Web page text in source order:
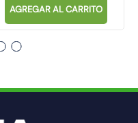
AGREGAR AL CARRITO